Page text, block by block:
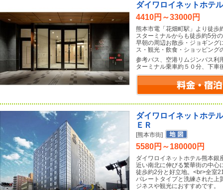
ダイワロイネットホテ
4410円～33000円
熊本市電「花畑町駅」より徒歩
スターミナルからも徒歩約5分
早朝の周辺お散歩・ジョギング
ス・観光・飲食・ショッピング
参考バス、空港リムジンバス利
ターミナル乗車約５０分、下車
ダイワロイネットホテ
ＥＲ
[熊本市街]
5580円～180000円
ダイワロイネットホテル熊本銀
近い南北に伸びる繁華街の中心
徒歩約2分と好立地。<br>全室
パレートタイプと洗練された上
ジネスや観光におすすめです。